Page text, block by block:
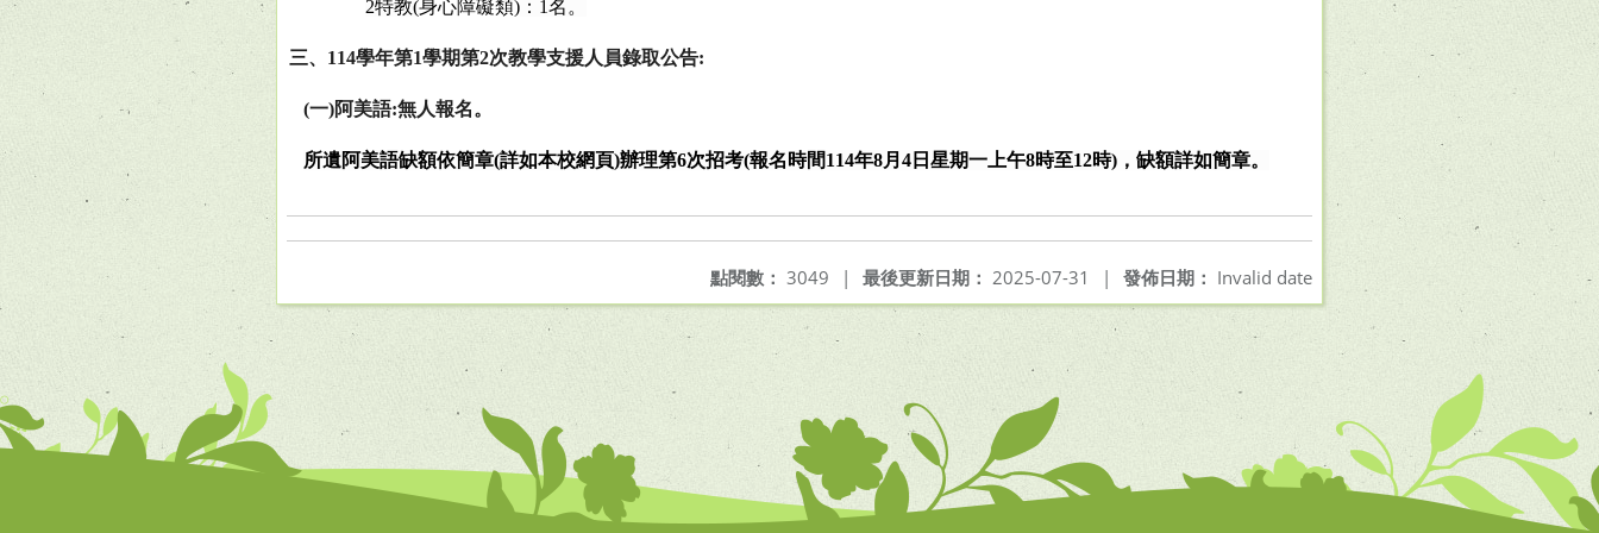
2特教(身心障礙類) ： 1名。
三、 114學年第1學期第2次教學支援人員錄取公告:
(一)阿美語:無人報名。
所遺阿美語缺額依簡章(詳如本校網頁)辦理第6次招考(報名時間114年8月 4 日星期一上午8時至12時) ，缺額詳如簡章。
發佈日期： Invalid date
最後更新日期： 2025-07-31 |
點閱數： 3049 |